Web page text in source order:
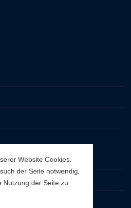
Website Cookies.
der Seite notwendig,
Nutzung der Seite zu